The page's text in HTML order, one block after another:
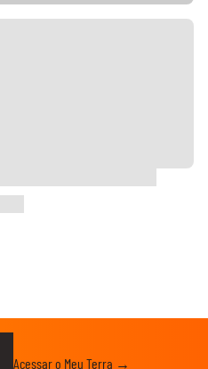
Acessar o Meu Terra →